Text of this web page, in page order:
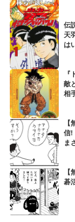
伝
天
は
敵
相
信!
ま
碁